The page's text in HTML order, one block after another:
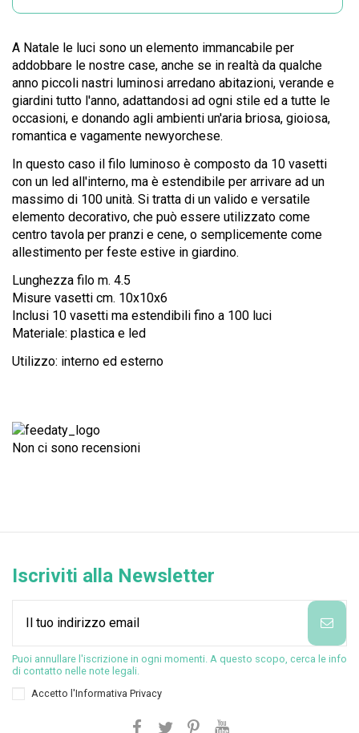
A Natale le luci sono un elemento immancabile per
addobbare le nostre case, anche se in realtà da qualche
anno piccoli nastri luminosi arredano abitazioni, verande e
giardini tutto l'anno, adattandosi ad ogni stile ed a tutte le
occasioni, e donando agli ambienti un'aria briosa, gioiosa,
romantica e vagamente newyorchese.
In questo caso il filo luminoso è composto da 10 vasetti
con un led all'interno, ma è estendibile per arrivare ad un
massimo di 100 unità. Si tratta di un valido e versatile
elemento decorativo, che può essere utilizzato come
centro tavola per pranzi e cene, o semplicemente come
allestimento per feste estive in giardino.
Lunghezza filo m. 4.5
Misure vasetti cm. 10x10x6
Inclusi 10 vasetti ma estendibili fino a 100 luci
Materiale: plastica e led
Utilizzo: interno ed esterno
Non ci sono recensioni
Iscriviti alla Newsletter
Puoi annullare l'iscrizione in ogni momenti. A questo scopo, cerca le info
di contatto nelle note legali.
Accetto l'Informativa Privacy